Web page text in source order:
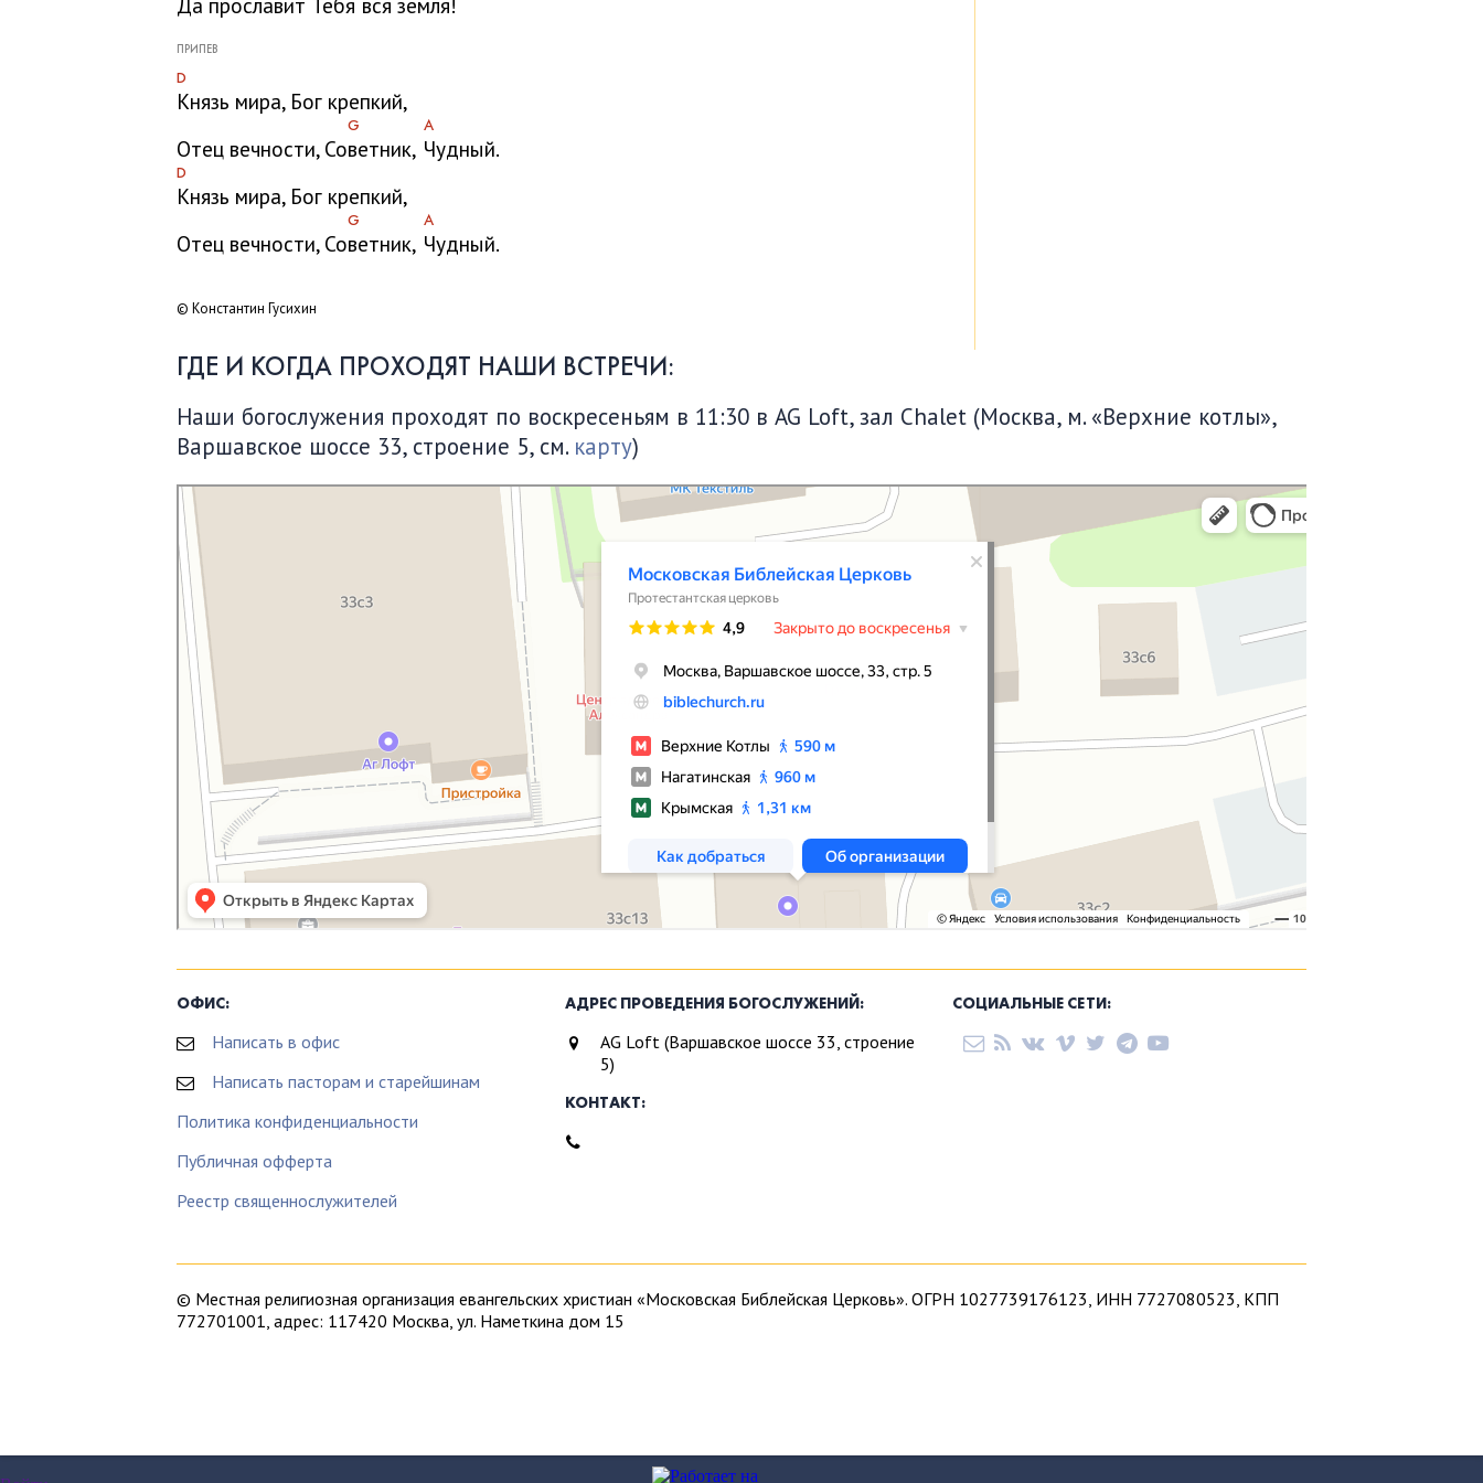
ПРИПЕВ
D
Князь мира, Бог крепкий,
G A
Отец вечности, Советник, Чудный.
D
Князь мира, Бог крепкий,
G A
Отец вечности, Советник, Чудный.
© Константин Гусихин
ГДЕ И КОГДА ПРОХОДЯТ НАШИ ВСТРЕЧИ:
Наши богослужения проходят по воскресеньям в 11:30 в AG Loft, зал Chalet (Москва, м. «Верхние котлы»,
Варшавское шоссе 33, строение 5, см. карту)
Московская Библейская Церковь
Протестантская церковь в Москве
ОФИС:
Написать в офис
Написать пасторам и старейшинам
Политика конфиденциальности
Публичная офферта
Реестр священнослужителей
АДРЕС ПРОВЕДЕНИЯ БОГОСЛУЖЕНИЙ:
AG Loft (Варшавское шоссе 33, строение
5)
КОНТАКТ:
СОЦИАЛЬНЫЕ СЕТИ:
© Местная религиозная организация евангельских христиан «Московская Библейская Церковь». ОГРН 1027739176123, ИНН 7727080523, КПП
772701001, адрес: 117420 Москва, ул. Наметкина дом 15
ничего не знаете о том, во что верят христиане, то прочитайте несколько статей обИисусе Христе. Для тех, кто ищет в Москве церковь для себя